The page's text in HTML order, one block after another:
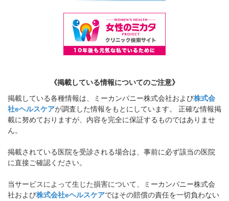
《掲載している情報についてのご注意》
掲載している各種情報は、ミーカンパニー株式会社および株式会
社eヘルスケアが調査した情報をもとにしています。 正確な情報掲
載に努めておりますが、内容を完全に保証するものではありませ
ん。
掲載されている医院を受診される場合は、事前に必ず該当の医院
に直接ご確認ください。
当サービスによって生じた損害について、ミーカンパニー株式会
社および株式会社eヘルスケアではその賠償の責任を一切負わない